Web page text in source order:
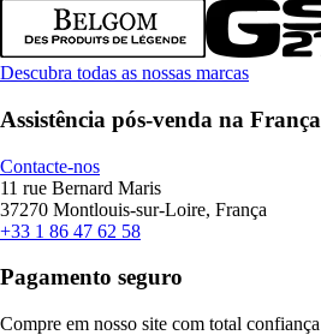
Descubra todas as nossas marcas
Assistência pós-venda na França
Contacte-nos
11 rue Bernard Maris
37270 Montlouis-sur-Loire, França
+33 1 86 47 62 58
Pagamento seguro
Compre em nosso site com total confiança